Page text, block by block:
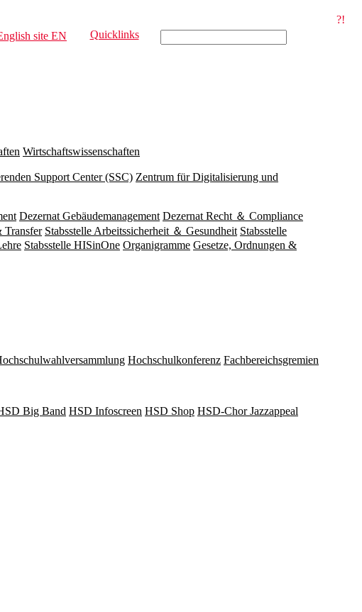
?!
site EN Quicklinks
Wirtschaftswissenschaften
Support Center (SSC) Zentrum für Digitalisierung und
Dezernat Gebäudemanagement Dezernat Recht ＆ Compliance
Transfer Stabsstelle Arbeitssicherheit ＆ Gesundheit Stabsstelle
Stabsstelle HISinOne Organigramme Gesetze, Ordnungen &
Hochschulkonferenz Fachbereichsgremien
Big Band HSD Infoscreen HSD Shop HSD-Chor Jazzappeal